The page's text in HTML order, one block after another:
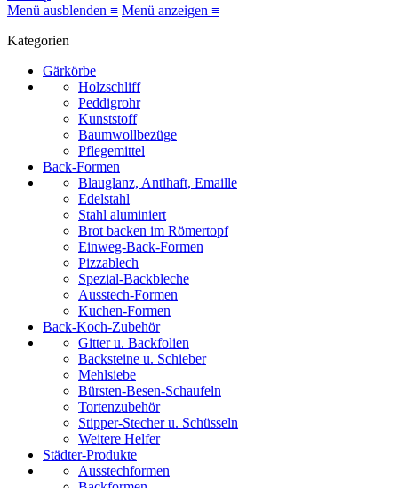
Menü ausblenden ≡ Menü anzeigen ≡
Kategorien
Gärkörbe
Holzschliff
Peddigrohr
Kunststoff
Baumwollbezüge
Pflegemittel
Back-Formen
Blauglanz, Antihaft, Emaille
Edelstahl
Stahl aluminiert
Brot backen im Römertopf
Einweg-Back-Formen
Pizzablech
Spezial-Backbleche
Ausstech-Formen
Kuchen-Formen
Back-Koch-Zubehör
Gitter u. Backfolien
Backsteine u. Schieber
Mehlsiebe
Bürsten-Besen-Schaufeln
Tortenzubehör
Stipper-Stecher u. Schüsseln
Weitere Helfer
Städter-Produkte
Ausstechformen